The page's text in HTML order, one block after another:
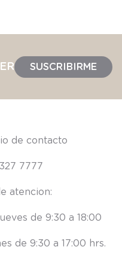
SUSCRIBIRME
de contacto
7777
de 9:30 a 18:00
de 9:30 a 17:00 hrs.